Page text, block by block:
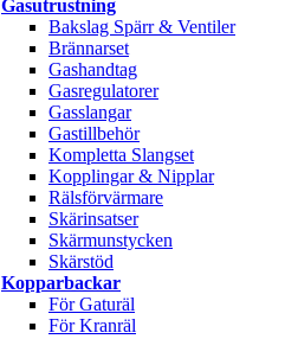
Gasutrustning
Bakslag Spärr & Ventiler
Brännarset
Gashandtag
Gasregulatorer
Gasslangar
Gastillbehör
Kompletta Slangset
Kopplingar & Nipplar
Rälsförvärmare
Skärinsatser
Skärmunstycken
Skärstöd
Kopparbackar
För Gaturäl
För Kranräl